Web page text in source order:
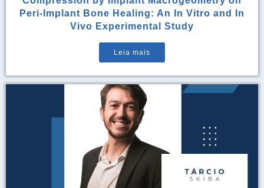
Peri-Implant Bone Healing: An In Vitro and In
Vivo Experimental Study
Leia mais